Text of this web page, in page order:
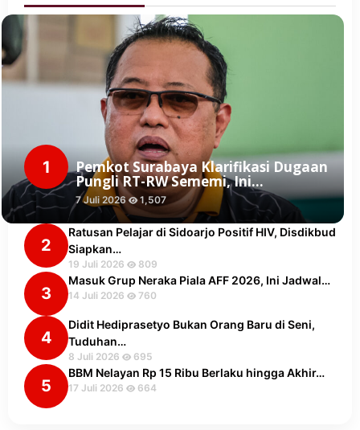
1 Pemkot Surabaya Klarifikasi Dugaan
Pungli RT-RW Sememi, Ini…
7 Juli 2026 1,507
2
Ratusan Pelajar di Sidoarjo Positif HIV, Disdikbud
Siapkan…
19 Juli 2026 809
3
Masuk Grup Neraka Piala AFF 2026, Ini Jadwal…
14 Juli 2026 760
4
Didit Hediprasetyo Bukan Orang Baru di Seni,
Tuduhan…
8 Juli 2026 695
5
BBM Nelayan Rp 15 Ribu Berlaku hingga Akhir…
17 Juli 2026 664